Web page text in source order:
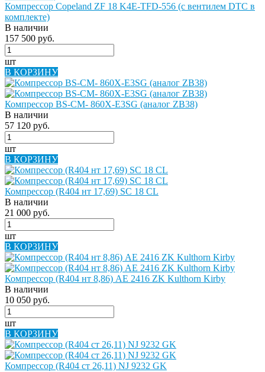
Компрессор Copeland ZF 18 K4E-TFD-556 (с вентилем DTC в
комплекте)
В наличии
157 500 руб.
шт
В КОРЗИНУ
Компрессор BS-CM- 860X-E3SG (аналог ZB38)
В наличии
57 120 руб.
шт
В КОРЗИНУ
Компрессор (R404 нт 17,69) SC 18 СL
В наличии
21 000 руб.
шт
В КОРЗИНУ
Компрессор (R404 нт 8,86) AE 2416 ZK Kulthorn Kirby
В наличии
10 050 руб.
шт
В КОРЗИНУ
Компрессор (R404 ст 26,11) NJ 9232 GK